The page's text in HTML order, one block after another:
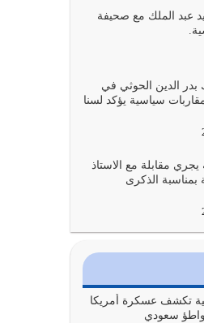
عن كتاب الله
للدين
عن ذكر الله وعن هدى
رسول الله معرفة
عظمته
عبد الملك مع صحيفة
بدر الدين الحوثي في
سياسية يؤكد لسنا
يجري مقابلة مع الاستاذ
بمناسبة الذكرى
تكشف عسكرة أمريكا
سعودي